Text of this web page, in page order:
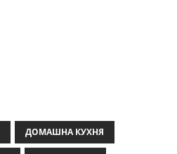
ДОМАШНА КУХНЯ